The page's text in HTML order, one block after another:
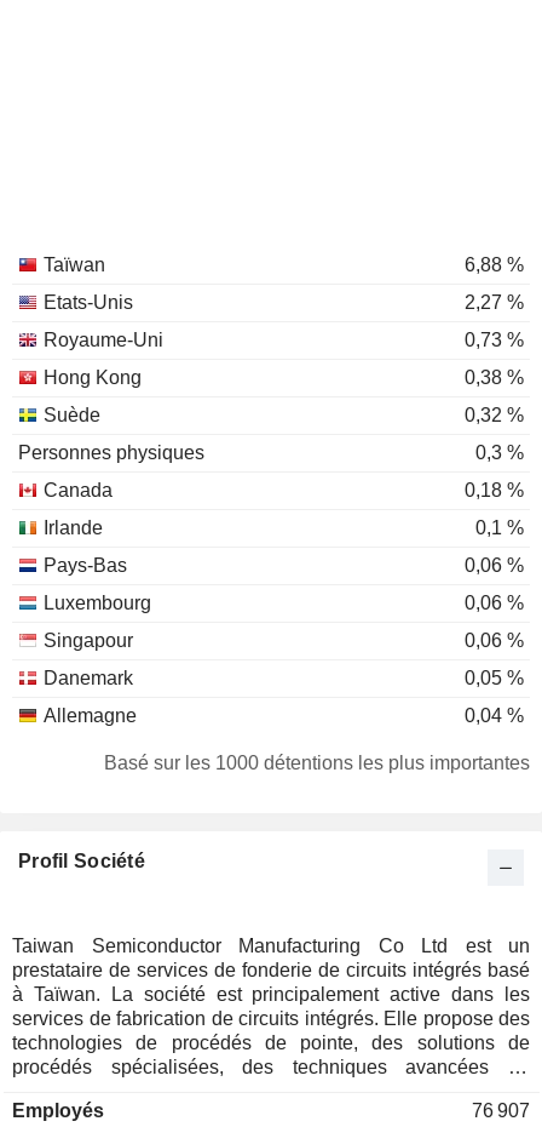
Taïwan
6,88 %
Etats-Unis
2,27 %
Royaume-Uni
0,73 %
Hong Kong
0,38 %
Suède
0,32 %
Personnes physiques
0,3 %
Canada
0,18 %
Irlande
0,1 %
Pays-Bas
0,06 %
Luxembourg
0,06 %
Singapour
0,06 %
Danemark
0,05 %
Allemagne
0,04 %
0,04 %
Espagne
0,03 %
Brésil
0,02 %
Îles Cayman
0,02 %
Japon
0,02 %
Italie
0,02 %
Basé sur les 1000 détentions les plus importantes
Profil Société
Taiwan Semiconductor Manufacturing Co Ltd est un
prestataire de services de fonderie de circuits intégrés basé
à Taïwan. La société est principalement active dans les
services de fabrication de circuits intégrés. Elle propose des
technologies de procédés de pointe, des solutions de
procédés spécialisées, des techniques avancées de
technologies liées au conditionnement, tout en soutenant un
Employés 76 907